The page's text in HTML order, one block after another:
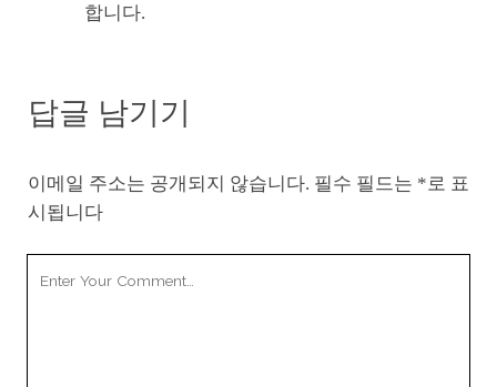
합니다.
답글 남기기
이메일 주소는 공개되지 않습니다. 필수 필드는 *로 표
시됩니다